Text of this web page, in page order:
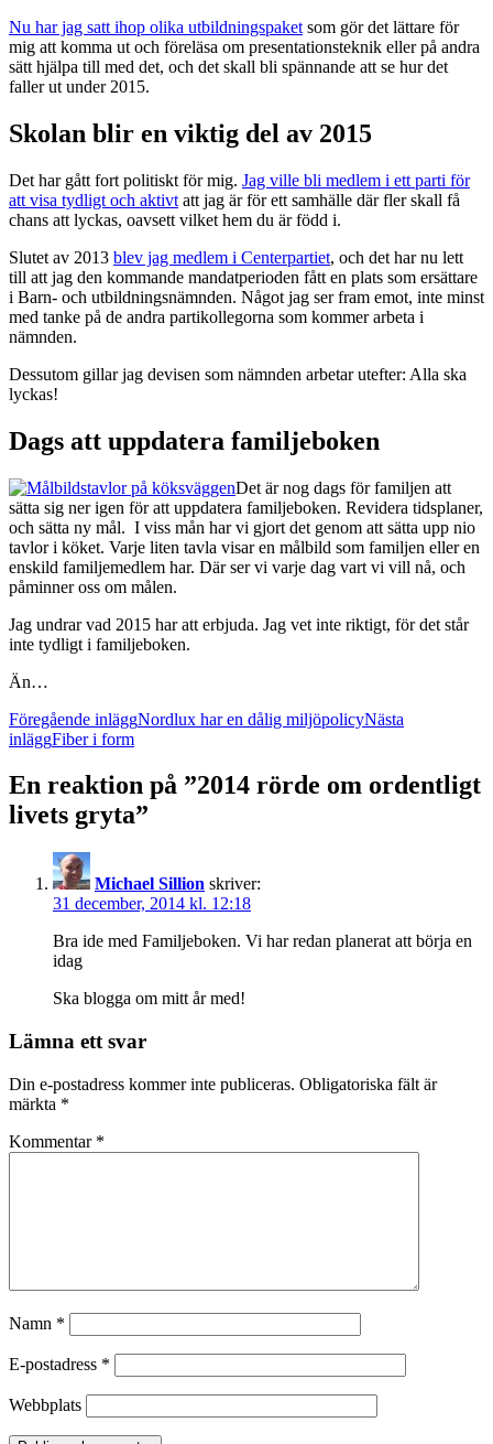
Nu har jag satt ihop olika utbildningspaket som gör det lättare för
mig att komma ut och föreläsa om presentationsteknik eller på andra
sätt hjälpa till med det, och det skall bli spännande att se hur det
faller ut under 2015.
Skolan blir en viktig del av 2015
Det har gått fort politiskt för mig. Jag ville bli medlem i ett parti för
att visa tydligt och aktivt att jag är för ett samhälle där fler skall få
chans att lyckas, oavsett vilket hem du är född i.
Slutet av 2013 blev jag medlem i Centerpartiet, och det har nu lett
till att jag den kommande mandatperioden fått en plats som ersättare
i Barn- och utbildningsnämnden. Något jag ser fram emot, inte minst
med tanke på de andra partikollegorna som kommer arbeta i
nämnden.
Dessutom gillar jag devisen som nämnden arbetar utefter: Alla ska
lyckas!
Dags att uppdatera familjeboken
Det är nog dags för familjen att
sätta sig ner igen för att uppdatera familjeboken. Revidera tidsplaner,
och sätta ny mål. I viss mån har vi gjort det genom att sätta upp nio
tavlor i köket. Varje liten tavla visar en målbild som familjen eller en
enskild familjemedlem har. Där ser vi varje dag vart vi vill nå, och
påminner oss om målen.
Jag undrar vad 2015 har att erbjuda. Jag vet inte riktigt, för det står
inte tydligt i familjeboken.
Än…
Inläggsnavigering
Föregående inläggNordlux har en dålig miljöpolicyNästa
inläggFiber i form
En reaktion på ”2014 rörde om ordentligt
livets gryta”
Michael Sillion skriver:
31 december, 2014 kl. 12:18
Bra ide med Familjeboken. Vi har redan planerat att börja en
idag
Ska blogga om mitt år med!
Lämna ett svar
Din e-postadress kommer inte publiceras. Obligatoriska fält är
märkta *
Kommentar *
Namn *
E-postadress *
Webbplats